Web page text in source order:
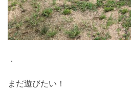
．
まだ遊びたい！